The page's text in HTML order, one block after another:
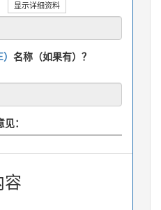
显示详细资料
名称（如果有）？
：
容